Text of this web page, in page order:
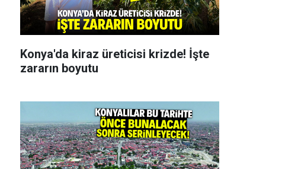
Konya'da kiraz üreticisi krizde! İşte
zararın boyutu